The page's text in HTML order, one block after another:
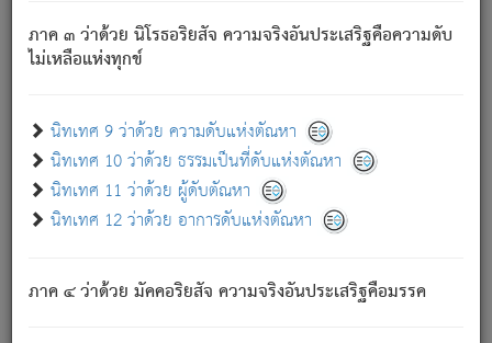
ภาค ๓ ว่าด้วย นิโรธอริยสัจ ความจริงอันประเสริฐคือความดับ
ไม่เหลือแห่งทุกข์
นิทเทศ 9 ว่าด้วย ความดับแห่งตัณหา
นิทเทศ 10 ว่าด้วย ธรรมเป็นที่ดับแห่งตัณหา
นิทเทศ 11 ว่าด้วย ผู้ดับตัณหา
นิทเทศ 12 ว่าด้วย อาการดับแห่งตัณหา
ภาค ๔ ว่าด้วย มัคคอริยสัจ ความจริงอันประเสริฐคือมรรค
ภิกษุนั้น เป็นผู้ครอบงำมารได้แล้ว ชนะสงครามแล้ว ก้าวล่วง
ภพทั้งหลายทั้งปวงได้แล้ว เป็นผู้คงที่ (คือไม่เปลี่ยนแปลงอีกต่อ
- อุ.ขุ. ๒๕/๑๒๑/๘๔.
(ข้อความนี้ เป็นพระพุทธอุทานที่ทรงเปล่งออก ที่โคนต้นโพธิ์
เป็นที่ตรัสรู้ เมื่อตรัสรู้แล้วได้ 7 วัน)